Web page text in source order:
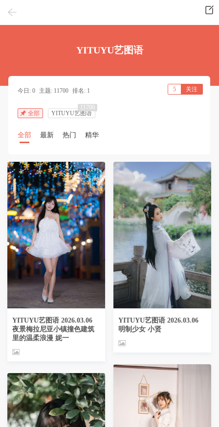
YITUYU艺图语
今日: 0 主题: 11700 排名: 1 5 关注
全部 YITUYU艺图语
11700
全部 最新 热门 精华
YITUYU艺图语 2026.03.06
夜景梅拉尼亚小镇撞色建筑
里的温柔浪漫 妮一
YITUYU艺图语 2026.03.06
明制少女 小贤